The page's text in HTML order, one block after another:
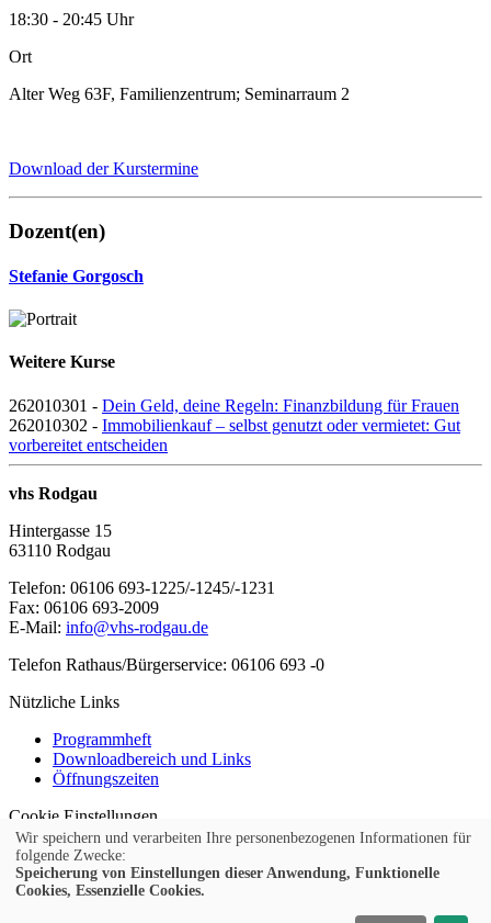
18:30 - 20:45 Uhr
Ort
Alter Weg 63F, Familienzentrum; Seminarraum 2
Download der Kurstermine
Dozent(en)
Stefanie Gorgosch
Weitere Kurse
262010301 - Dein Geld, deine Regeln: Finanzbildung für Frauen
262010302 - Immobilienkauf – selbst genutzt oder vermietet: Gut
vorbereitet entscheiden
vhs Rodgau
Hintergasse 15
63110 Rodgau
Telefon: 06106 693-1225/-1245/-1231
Fax: 06106 693-2009
E-Mail: info@vhs-rodgau.de
Telefon Rathaus/Bürgerservice: 06106 693 -0
Nützliche Links
Programmheft
Downloadbereich und Links
Öffnungszeiten
Cookie Einstellungen
© 2026 Kubus Software GmbH
Impressum
Teilnahmebedingungen
Wir speichern und verarbeiten Ihre personenbezogenen Informationen für
folgende Zwecke:
Speicherung von Einstellungen dieser Anwendung, Funktionelle
Cookies, Essenzielle Cookies.